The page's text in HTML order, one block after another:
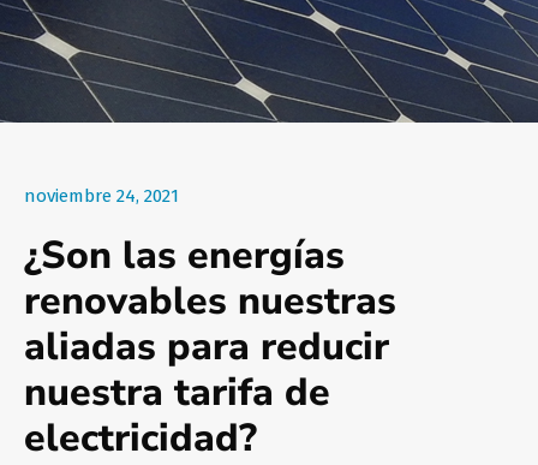
noviembre 24, 2021
¿Son las energías
renovables nuestras
aliadas para reducir
nuestra tarifa de
electricidad?